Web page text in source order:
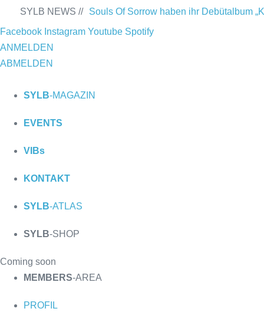
SYLB NEWS // Souls Of Sorrow haben ihr Debütalbum
22.11.2025 im Parkhaus Meiderich,
Facebook Instagram Youtube Spotify
ANMELDEN
ABMELDEN
SYLB-MAGAZIN
EVENTS
VIBs
KONTAKT
SYLB-ATLAS
SYLB-SHOP
Coming soon
MEMBERS-AREA
PROFIL